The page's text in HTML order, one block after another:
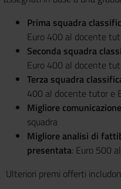
Prima squadra
Euro 400 al docente
Seconda squadra
Euro 400 al docente
Terza squadra
400 al docente tutor e
Migliore
squadra
Migliore analisi di
presentata: Euro 500
Ulteriori premi offerti